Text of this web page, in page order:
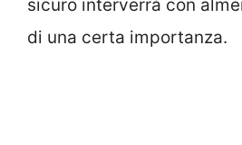
sicuro interverrà con
di una certa importanza.